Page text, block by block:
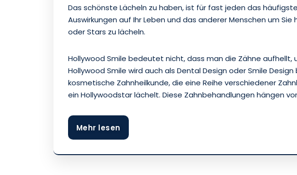
Das schönste Lächeln zu haben, ist für fast jeden das
Auswirkungen auf Ihr Leben und das anderer Menschen um
oder Stars zu lächeln.
Hollywood Smile bedeutet nicht, dass man die Zähne aufhellt,
Hollywood Smile wird auch als Dental Design oder Smile
kosmetische Zahnheilkunde, die eine Reihe verschiedener
ein Hollywoodstar lächelt. Diese Zahnbehandlungen hängen
Mehr lesen